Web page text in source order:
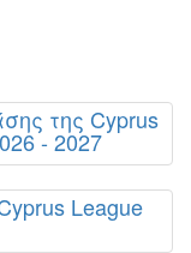
της Cyprus
- 2027
League